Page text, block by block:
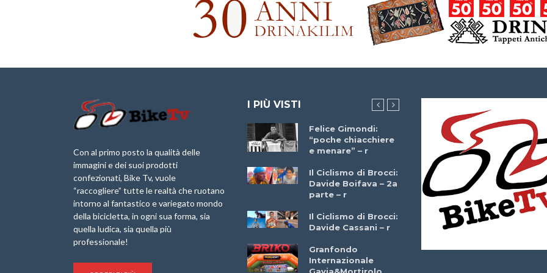
Con al primo posto la qualità delle
immagini e dei suoi prodotti
confezionati, Bike Tv, vuole
“raccogliere” tutte le realtà che ruotano
intorno al fantastico e variegato mondo
della bicicletta, in ogni sua forma, sia
quella ludica, sia quella più
professionale!
I PIÙ VISTI
Briko Torino – 11
Maggio 2025 – r
Minerva Edizioni e
Giancarlo Brocci
per “Bartali l’Ultimo
Marathon 2025”
IX Ed. “Tra
Borghi&Castelli” –
Anteprima
1a Edizione
Granfondo
Felice Gimondi:
“poche chiacchiere
e menare” – r
Il Ciclismo di Brocci:
Davide Boifava – 2a
parte – r
Il Ciclismo di Brocci:
Davide Cassani – r
Granfondo
Internazionale
Brocci Incontra
Giuseppe Martinelli
– r
Che cos’è il
triathlon? Con
Simone Diamantini
– r
Marzo 2025 –